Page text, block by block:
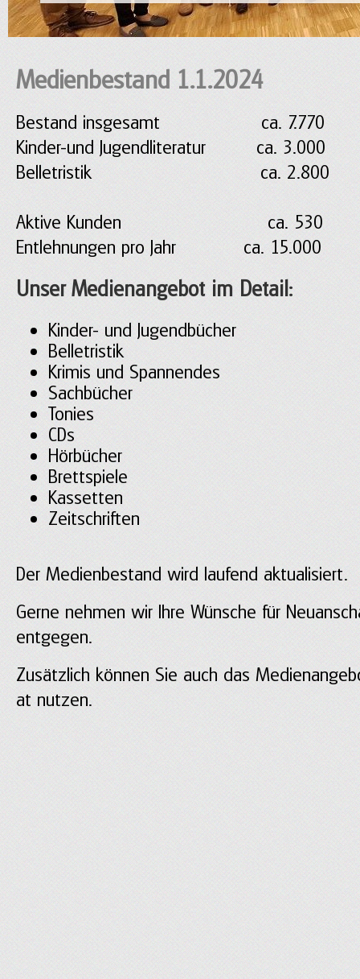
Medienbestand 1.1.2024
Bestand insgesamt ca. 7.770
Kinder-und Jugendliteratur ca. 3.000
Belletristik ca. 2.800
Aktive Kunden ca. 530
Entlehnungen pro Jahr ca. 15.000
Unser Medienangebot im Detail:
Kinder- und Jugendbücher
Belletristik
Krimis und Spannendes
Sachbücher
Tonies
CDs
Hörbücher
Brettspiele
Kassetten
Zeitschriften
Der Medienbestand wird laufend aktualisiert.
Gerne nehmen wir Ihre Wünsche für
entgegen.
Zusätzlich können Sie auch das
at nutzen.